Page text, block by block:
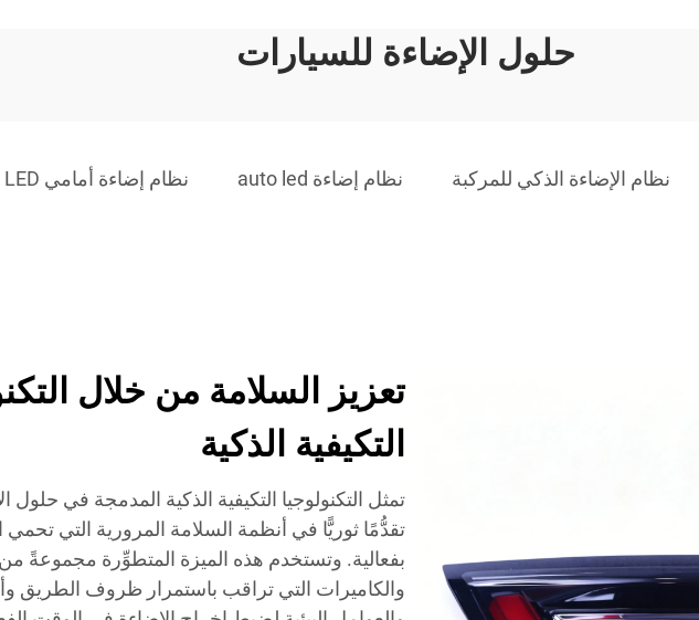
حلول الإضاءة للسيارات
نظام الإضاءة الذكي للمركبة نظام إضاءة auto led نظام إضاءة أمامي LED تلقائي
تعزيز السلامة من خلال
التكيفية الذكية
تمثل التكنولوجيا التكيفية الذكية المدمجة في حلول
تقدُّمًا ثوريًّا في أنظمة السلامة المرورية التي تحمي
بفعالية. وتستخدم هذه الميزة المتطوِّرة مجموعةً
والكاميرات التي تراقب باستمرار ظروف الطريق